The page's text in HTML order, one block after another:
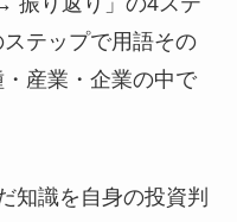
テップで用語その
産業・企業の中で
知識を自身の投資判